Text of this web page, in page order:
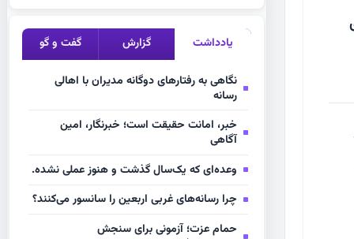
یادداشت گزارش گفت و گو
نگاهی به رفتارهای دوگانه مدیران با اهالی
رسانه
خبر، امانت حقیقت است؛ خبرنگار، امین
آگاهی
وعده‌ای که یک‌سال گذشت و هنوز عملی نشده.
چرا رسانه‌های غربی اربعین را سانسور می‌کنند؟
حمام عزت؛ آزمونی برای سنجش